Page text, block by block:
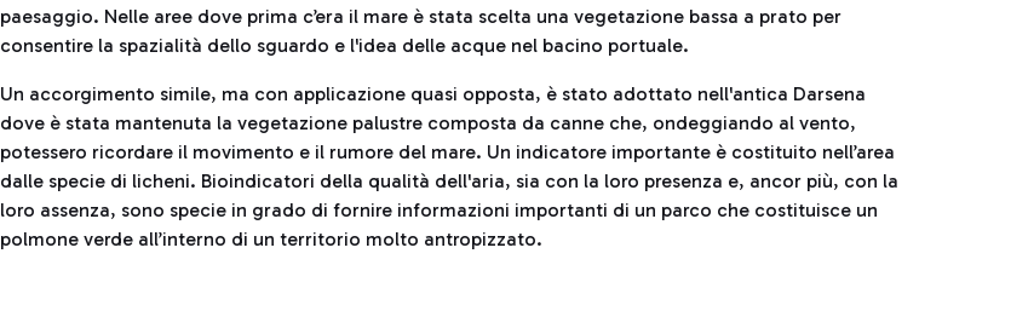
paesaggio. Nelle aree dove prima c’era il mare è stata scelta una vegetazione bassa a prato per
consentire la spazialità dello sguardo e l'idea delle acque nel bacino portuale.
Un accorgimento simile, ma con applicazione quasi opposta, è stato adottato nell'antica Darsena
dove è stata mantenuta la vegetazione palustre composta da canne che, ondeggiando al vento,
potessero ricordare il movimento e il rumore del mare. Un indicatore importante è costituito nell’area
dalle specie di licheni. Bioindicatori della qualità dell'aria, sia con la loro presenza e, ancor più, con la
loro assenza, sono specie in grado di fornire informazioni importanti di un parco che costituisce un
polmone verde all’interno di un territorio molto antropizzato.